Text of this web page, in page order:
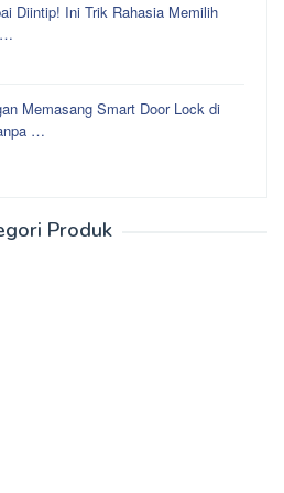
Diintip! Ini Trik Rahasia Memilih
Memasang Smart Door Lock di
…
Produk